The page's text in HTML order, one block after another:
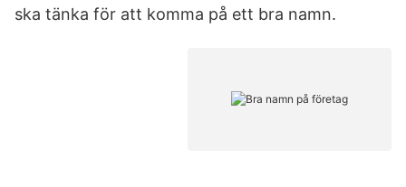
ska tänka för att komma på ett bra namn.